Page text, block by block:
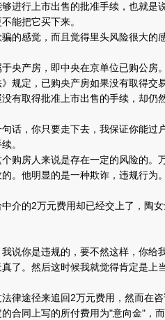
进行上市出售的批准手续，也就是
能把它买下来。
感觉，而且觉得里头风险很大的感
产房，即中央在京单位已购公房
规定，已购央产房如果没有取得交
有取得批准上市出售的手续，却仍
，你只要走下去，我保证你能过
。
房人来说是存在一定的风险的。
。他明显的是一种欺诈，违规行为。
的2万元费用却已经交上了，陶女
你是违规的，要不然这样，你给
了。然后这时候我就觉得肯定是上
途径来追回2万元费用，然而在咨
合同上写的所付费用为"意向金"，